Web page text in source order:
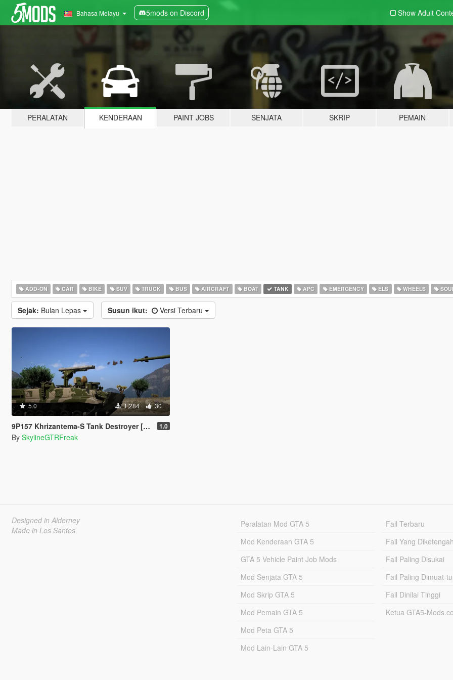
Bahasa Melayu 5mods on Discord Show Adult
PERALATAN KENDERAAN PAINT JOBS SENJATA SKRIP PEMAIN
ADD-ON CAR BIKE SUV TRUCK BUS AIRCRAFT BOAT TANK APC EMERGENCY ELS WHEELS
Sejak: Bulan Lepas Susun ikut: Versi Terbaru
5.0 1,284 30
9P157 Khrizantema-S Tank Destroyer [Add-On] 1.0
By SkylineGTRFreak
Designed in Alderney
Made in Los Santos
Peralatan Mod GTA 5
Mod Kenderaan GTA 5
GTA 5 Vehicle Paint Job Mods
Mod Senjata GTA 5
Mod Skrip GTA 5
Mod Pemain GTA 5
Mod Peta GTA 5
Mod Lain-Lain GTA 5
Fail Terbaru
Fail Yang
Fail Paling Disukai
Fail Paling Dimuat-
Fail Dinilai Tinggi
Ketua GTA5-